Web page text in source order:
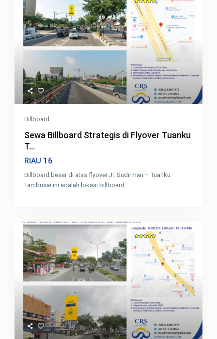
Billboard
Sewa Billboard Strategis di Flyover Tuanku
T...
RIAU 16
Billboard besar di atas flyover Jl. Sudirman – Tuanku
Tambusai ini adalah lokasi billboard